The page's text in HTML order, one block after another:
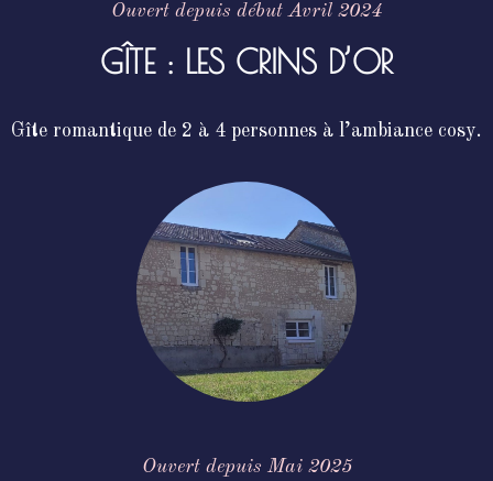
Ouvert depuis début Avril 2024
GÎTE : LES CRINS D’OR
Gîte romantique de 2 à 4 personnes à l’ambiance cosy.
Ouvert depuis Mai 2025